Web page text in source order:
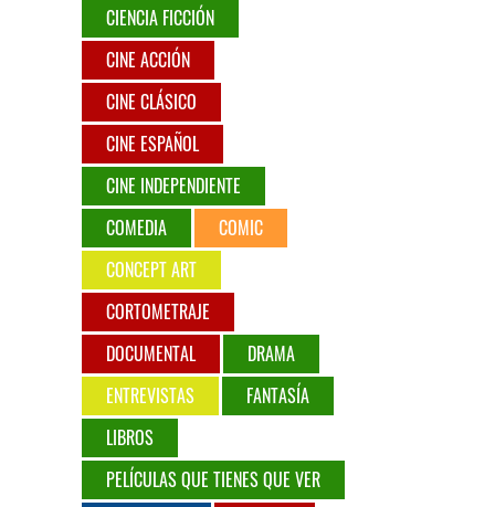
CIENCIA FICCIÓN
CINE ACCIÓN
CINE CLÁSICO
CINE ESPAÑOL
CINE INDEPENDIENTE
COMEDIA
COMIC
CONCEPT ART
CORTOMETRAJE
DOCUMENTAL
DRAMA
ENTREVISTAS
FANTASÍA
LIBROS
PELÍCULAS QUE TIENES QUE VER